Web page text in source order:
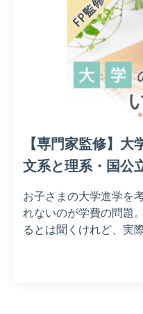
【専門家監修】大
文系と理系・国公
お子さまの大学進学を
れないのが学費の問題
るとは聞くけれど、実